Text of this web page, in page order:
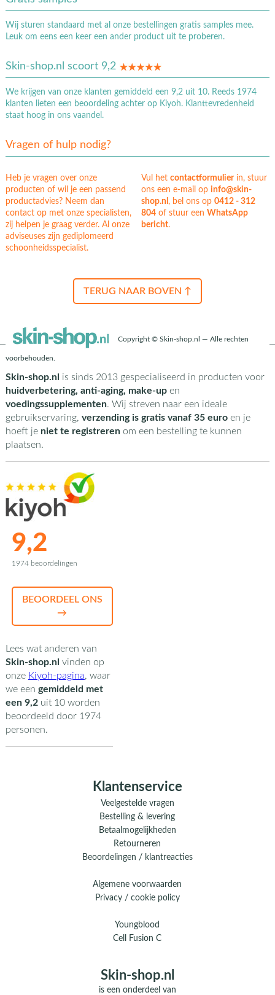
Wij sturen standaard met al onze bestellingen gratis samples mee.
Leuk om eens een keer een ander product uit te proberen.
Skin-shop.nl scoort 9,2
We krijgen van onze klanten gemiddeld een 9,2 uit 10. Reeds 1974
klanten lieten een beoordeling achter op Kiyoh. Klanttevredenheid
staat hoog in ons vaandel.
Vragen of hulp nodig?
Heb je vragen over onze
producten of wil je een passend
productadvies? Neem dan
contact op met onze specialisten,
zij helpen je graag verder. Al onze
adviseuses zijn gediplomeerd
schoonheidsspecialist.
Vul hetcontactformulierin, stuur
ons een e-mail op info@skin-
shop.nl, bel ons op0412 - 312
804 of stuur eenWhatsApp
bericht.
TERUG NAAR BOVEN ↑
Copyright © Skin-shop.nl — Alle rechten
voorbehouden.
Skin-shop.nl is sinds 2013 gespecialiseerd in producten voor
huidverbetering, anti-aging, make-upen
voedingssupplementen. Wij streven naar een ideale
gebruikservaring, verzending is gratis vanaf 35 euroen je
hoeft je niet te registrerenom een bestelling te kunnen
plaatsen.
9,2
1974 beoordelingen
BEOORDEEL ONS
→
Lees wat anderen van
Skin-shop.nl vinden op
onze Kiyoh-pagina, waar
we een gemiddeld met
een 9,2uit 10worden
beoordeeld door 1974
personen.
Klantenservice
Veelgestelde vragen
Bestelling & levering
Betaalmogelijkheden
Retourneren
Beoordelingen / klantreacties
Algemene voorwaarden
Privacy / cookie policy
Youngblood
Cell Fusion C
Skin-shop.nl
is een onderdeel van